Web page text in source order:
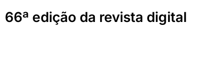
66ª edição da revista digital